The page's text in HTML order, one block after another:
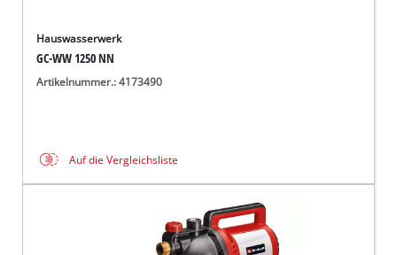
Hauswasserwerk
GC-WW 1250 NN
Artikelnummer.: 4173490
Auf die Vergleichsliste